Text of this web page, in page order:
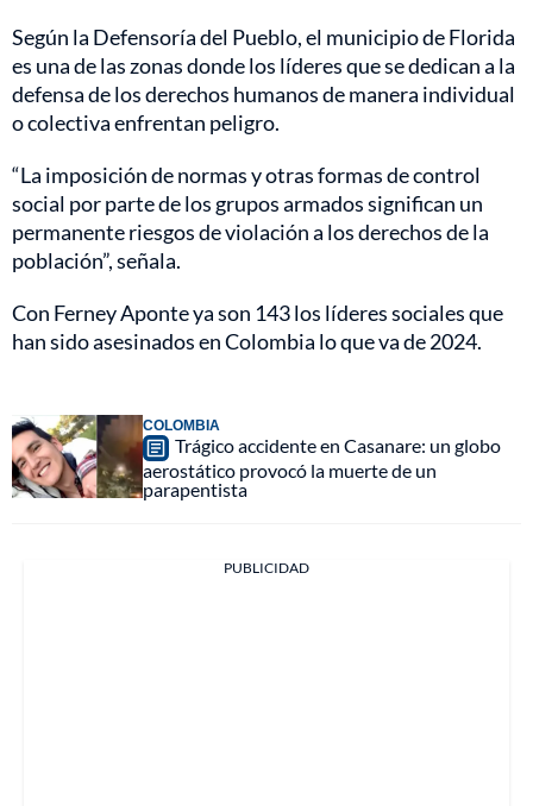
Según la Defensoría del Pueblo, el municipio de Florida
es una de las zonas donde los líderes que se dedican a la
defensa de los derechos humanos de manera individual
o colectiva enfrentan peligro.
“La imposición de normas y otras formas de control
social por parte de los grupos armados significan un
permanente riesgos de violación a los derechos de la
población”, señala.
Con Ferney Aponte ya son 143 los líderes sociales que
han sido asesinados en Colombia lo que va de 2024.
COLOMBIA
Trágico accidente en Casanare: un globo
aerostático provocó la muerte de un
parapentista
PUBLICIDAD